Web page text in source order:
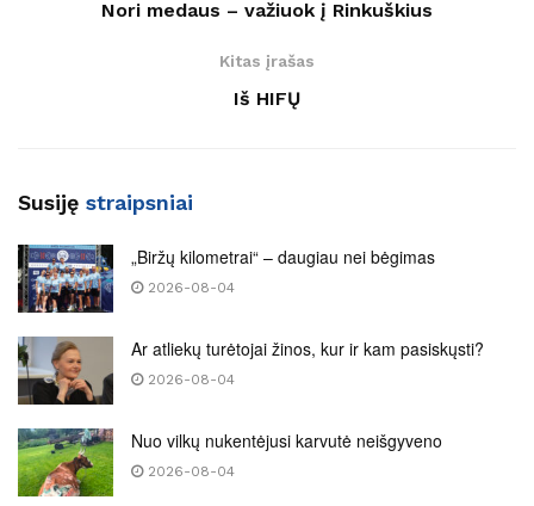
Nori medaus – važiuok į Rinkuškius
Kitas įrašas
Iš HIFŲ
Susiję straipsniai
„Biržų kilometrai“ – daugiau nei bėgimas
2026-08-04
Ar atliekų turėtojai žinos, kur ir kam pasiskųsti?
2026-08-04
Nuo vilkų nukentėjusi karvutė neišgyveno
2026-08-04